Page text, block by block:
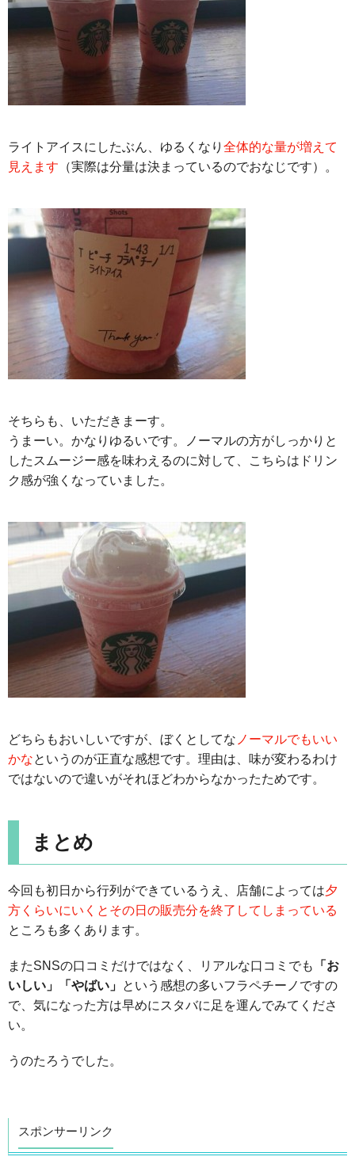
ライトアイスにしたぶん、ゆるくなり 全体的な量が増えて
見えます （実際は分量は決まっているのでおなじです）。
そちらも、いただきまーす。
うまーい。かなりゆるいです。ノーマルの方がしっかりと
したスムージー感を味わえるのに対して、こちらはドリン
ク感が強くなっていました。
どちらもおいしいですが、ぼくとしてな ノーマルでもいい
かなというのが正直な感想です。理由は、味が変わるわけ
ではないので違いがそれほどわからなかったためです。
まとめ
今回も初日から行列ができているうえ、店舗によっては夕
方くらいにいくとその日の販売分を終了してしまっている
ところも多くあります。
またSNSの口コミだけではなく、リアルな口コミでも
「お
いしい」「やばい」 という感想の多いフラペチーノですの
で、気になった方は早めにスタバに足を運んでみてくださ
い。
うのたろうでした。
スポンサーリンク